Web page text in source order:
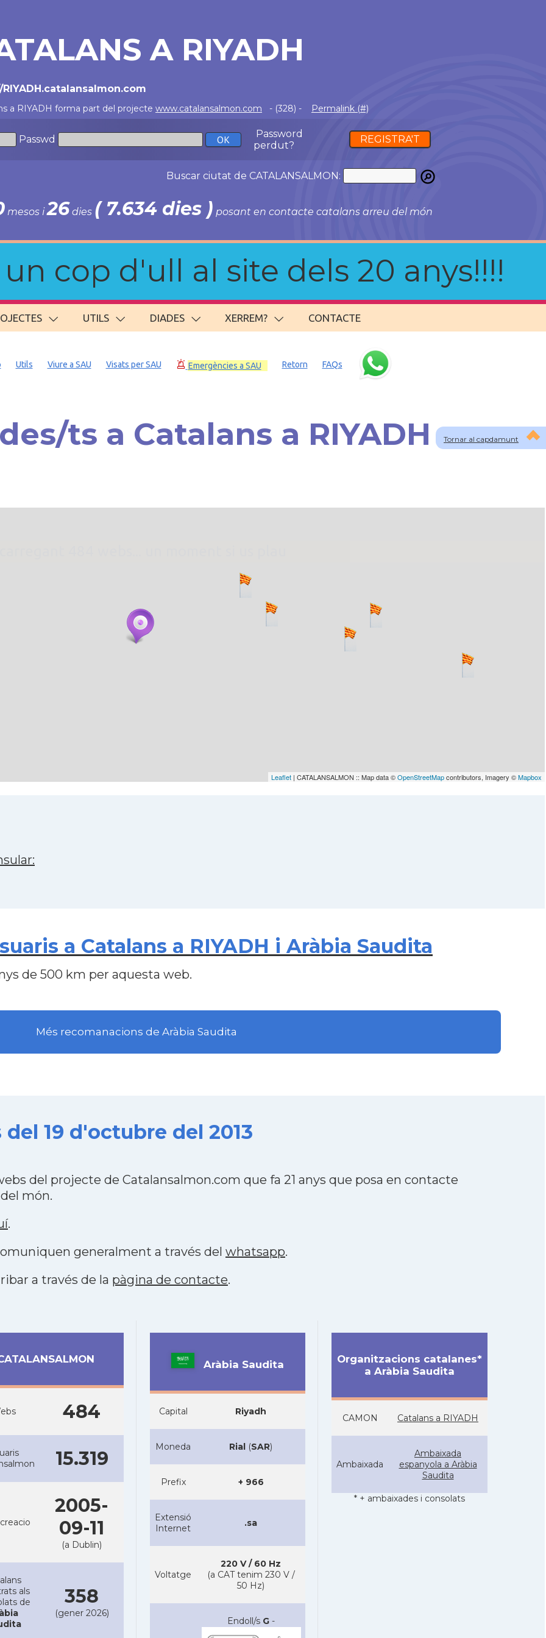
A RIYADH
a RIYADH forma part del projecte www.catalansalmon.com - (328) - Permalink (#)
Passwd
Password
perdut?
REGISTRA'T
Buscar ciutat de CATALANSALMON:
mesos i26dies ( 7.634 dies ) posant en contacte catalans arreu del món
cop d'ull al site dels 20 anys!!!!
UTILS DIADES XERREM? CONTACTE
Tornar al capdamunt
Utils Viure a SAU Visats per SAU Emergències a SAU Retorn FAQs
ts a Catalans a RIYADH
Leaflet | CATALANSALMON :: Map data ©OpenStreetMapcontributors, Imagery ©Mapbox
a Catalans a RIYADH i Aràbia Saudita
de 500 km per aquesta web.
Més recomanacions de Aràbia Saudita
19 d'octubre del 2013
del projecte de Catalansalmon.com que fa 21 anys que posa en contacte
món.
.
generalment a través del whatsapp.
a través de la pàgina de contacte.
484
15.319
2005-
09-11
(a Dublin)
als
de
358
(gener 2026)
Aràbia Saudita
Capital Riyadh
Moneda Rial (SAR)
Prefix + 966
Extensió
Internet
.sa
Voltatge
220 V / 60 Hz
(a CAT tenim 230 V /
50 Hz)
Endoll/s G-
Organitzacions catalanes*
a Aràbia Saudita
CAMON Catalans a RIYADH
Ambaixada
Ambaixada
espanyola a Aràbia
Saudita
* + ambaixades i consolats